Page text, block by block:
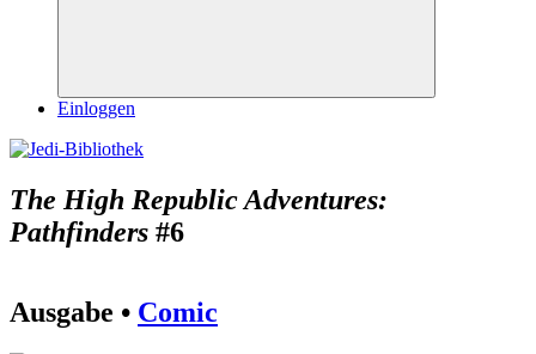
Suchen
Einloggen
The High Republic Adventures:
Pathfinders #6
Ausgabe • Comic